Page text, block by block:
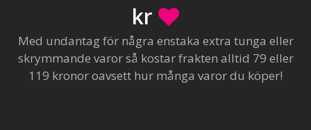
kr
Med undantag för några enstaka extra tunga eller
skrymmande varor så kostar frakten alltid 79 eller
119 kronor oavsett hur många varor du köper!